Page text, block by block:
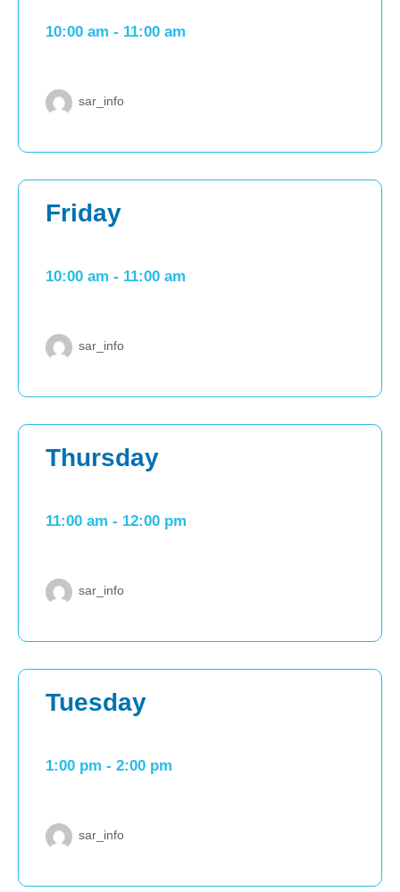
10:00 am - 11:00 am
sar_info
Friday
10:00 am - 11:00 am
sar_info
Thursday
11:00 am - 12:00 pm
sar_info
Tuesday
1:00 pm - 2:00 pm
sar_info